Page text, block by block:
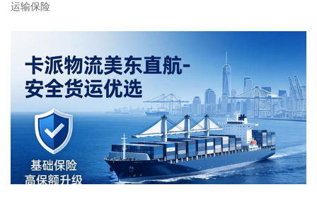
运输保险